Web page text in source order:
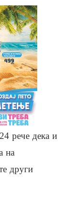
рече дека и
на
други